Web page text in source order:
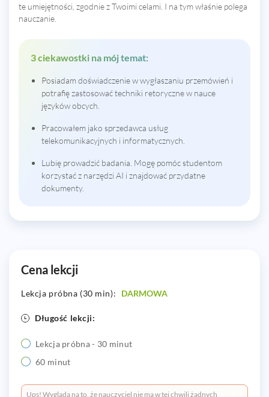
te umiejętności, zgodnie z Twoimi celami. I na tym właśnie polega
nauczanie.
3 ciekawostki na mój temat:
Posiadam doświadczenie w wygłaszaniu przemówień i
potrafię zastosować techniki retoryczne w nauce
języków obcych.
Pracowałem jako sprzedawca usług
telekomunikacyjnych i informatycznych.
Lubię prowadzić badania. Mogę pomóc studentom
korzystać z narzędzi AI i znajdować przydatne
dokumenty.
Cena lekcji
Lekcja próbna (30 min): DARMOWA
Długość lekcji:
Lekcja próbna - 30 minut
60 minut
Ups! Wygląda na to, że nauczyciel nie ma w tej chwili żadnych